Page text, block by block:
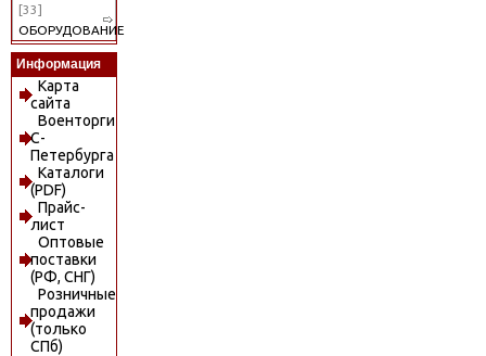
[33]
ОБОРУДОВАНИЕ
Информация
Карта
сайта
Военторги
С-
Петербурга
Каталоги
(PDF)
Прайс-
лист
Оптовые
поставки
(РФ, СНГ)
Розничные
продажи
(только
СПб)